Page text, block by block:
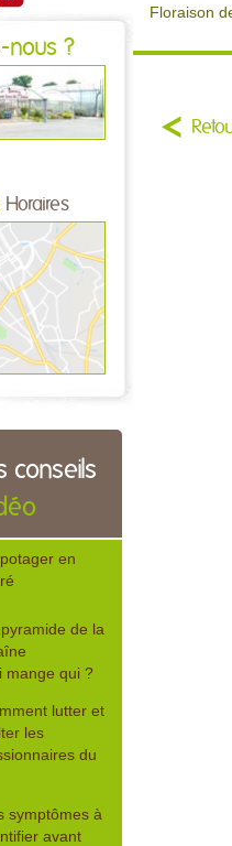
-nous ?
Horaires
conseils
en
de la
mange qui ?
lutter et
les
du
symptômes à
avant
Floraison